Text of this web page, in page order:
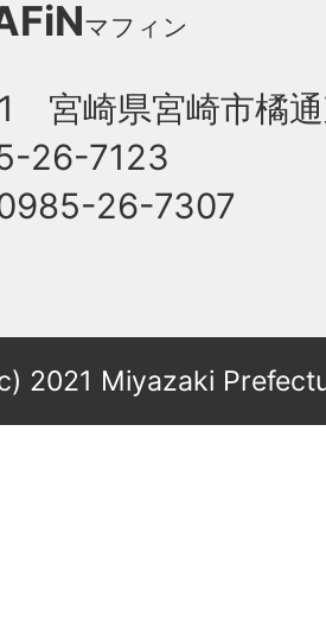
マフィン
宮崎県宮崎市橘通
26-7123
0985-26-7307
2021 Miyazaki